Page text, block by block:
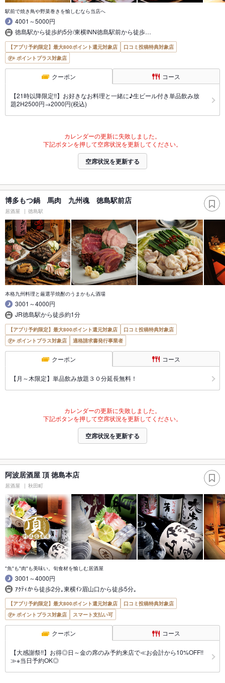
駅前で焼き鳥や野菜巻きを愉しむなら当店へ
4001～5000円
徳島駅から徒歩約5分/東横INN徳島駅前から徒歩…
【アプリ予約限定】最大800ポイント還元対象店
口コミ投稿特典対象店
ポイントプラス対象店
クーポン コース
【21時以降限定!!】お好きなお料理と一緒に♪生ビール付き単品飲み放
題2H2500円→2000円(税込)
カレンダーの更新に失敗しました。
下記ボタンを押して空席状況を更新してください。
空席状況を更新する
博多もつ鍋 馬肉 九州魂 徳島駅前店
居酒屋 徳島駅
本格九州料理と厳選芋焼酎のうまかもん酒場
3001～4000円
JR徳島駅から徒歩約1分
【アプリ予約限定】最大800ポイント還元対象店
口コミ投稿特典対象店
ポイントプラス対象店
適格請求書発行事業者
クーポン コース
【月～木限定】単品飲み放題３０分延長無料！
カレンダーの更新に失敗しました。
下記ボタンを押して空席状況を更新してください。
空席状況を更新する
阿波居酒屋 頂 徳島本店
居酒屋 秋田町
"魚"も"肉"も美味い。旬食材を愉しむ居酒屋
3001～4000円
ｱｸﾃｨから徒歩2分｡東横ｲﾝ眉山口から徒歩5分｡
【アプリ予約限定】最大800ポイント還元対象店
口コミ投稿特典対象店
ポイントプラス対象店
スマート支払い可
クーポン コース
【大感謝祭!!】お得◎日～金の席のみ予約来店で≪お会計から10%OFF!!
≫※当日予約OK◎